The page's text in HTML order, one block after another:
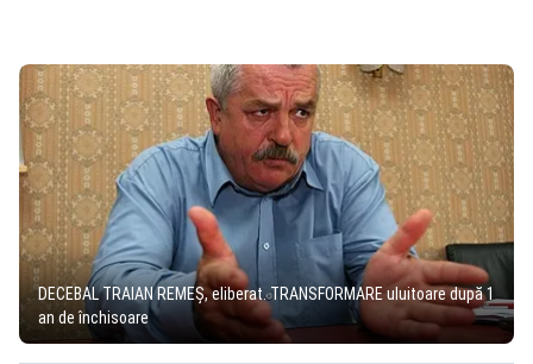
DECEBAL TRAIAN REMEŞ, eliberat. TRANSFORMARE uluitoare după 1
an de închisoare